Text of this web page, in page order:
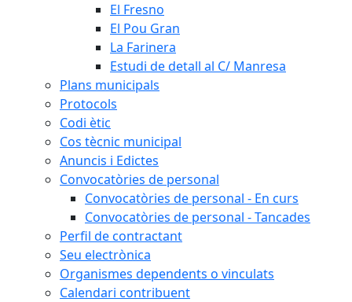
El Fresno
El Pou Gran
La Farinera
Estudi de detall al C/ Manresa
Plans municipals
Protocols
Codi ètic
Cos tècnic municipal
Anuncis i Edictes
Convocatòries de personal
Convocatòries de personal - En curs
Convocatòries de personal - Tancades
Perfil de contractant
Seu electrònica
Organismes dependents o vinculats
Calendari contribuent